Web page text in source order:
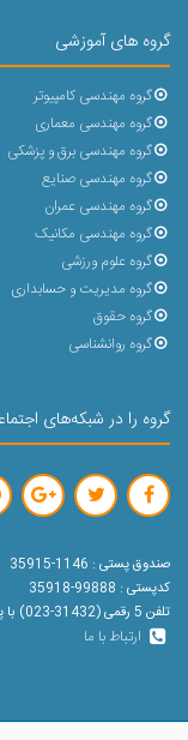
گروه های آموزشی
گروه مهندسی کامپیوتر
گروه مهندسی معماری
گروه مهندسی برق و پزشکی
گروه مهندسی صنایع
گروه مهندسی عمران
گروه مهندسی مکانیک
گروه علوم ورزشی
گروه مدیریت و حسابداری
گروه حقوق
گروه روانشناسی
گروه را در شبکه‌های
صندوق پستی : 1146-35915
کدپستی : 99888-35918
تلفن 5 رقمی (31432-023) با پشتیبانی 30 خط و بدون اشغالی
ارتباط با ما